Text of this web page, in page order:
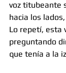
voz titubeante
hacia los
Lo repetí, esta
preguntando
que tenía a la